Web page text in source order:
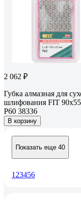
2 062 ₽
Губка алмазная для
шлифования FIT
Р60 38336
В корзину
Показать еще 40
1 23456